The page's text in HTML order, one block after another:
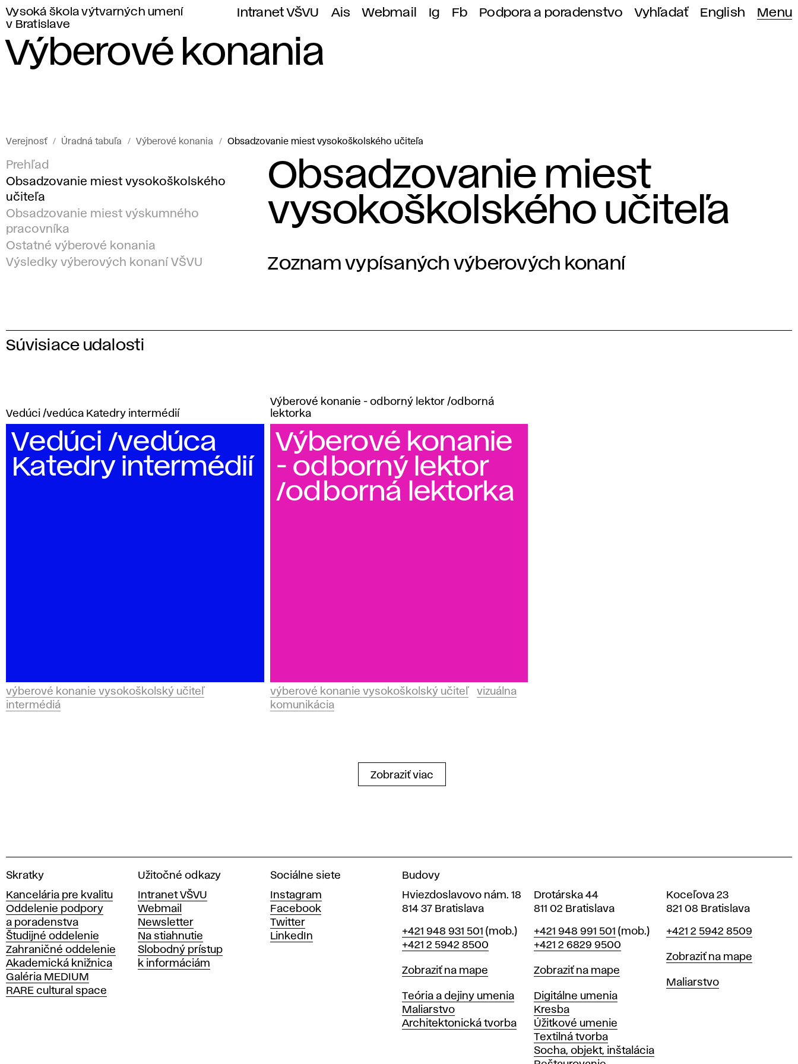
Vysoká škola výtvarných umení
v Bratislave
Intranet VŠVU Ais Webmail Ig Fb Podpora a poradenstvo Vyhľadať English Menu
Výberové konania
Verejnosť Úradná tabuľa Výberové konania Obsadzovanie miest vysokoškolského učiteľa
Prehľad
Obsadzovanie miest vysokoškolského
učiteľa
Obsadzovanie miest výskumného
pracovníka
Ostatné výberové konania
Výsledky výberových konaní VŠVU
Obsadzovanie miest
vysokoškolského učiteľa
Zoznam vypísaných výberových konaní
Súvisiace udalosti
Vedúci /vedúca Katedry intermédií
Vedúci /vedúca
Katedry intermédií
výberové konanie vysokoškolský učiteľ
intermédiá
Výberové konanie - odborný lektor /odborná
lektorka
Výberové konanie
- odborný lektor
/odborná lektorka
výberové konanie vysokoškolský učiteľ
vizuálna
komunikácia
Zobraziť viac
V
s
o
k
á
š
k
o
l
Skratky
Kancelária pre kvalitu
Oddelenie podpory
a poradenstva
Študijné oddelenie
Zahraničné oddelenie
Akademická knižnica
Galéria MEDIUM
RARE cultural space
Užitočné odkazy
Intranet VŠVU
Webmail
Newsletter
Na stiahnutie
Slobodný prístup
k informáciám
Sociálne siete
Instagram
Facebook
Twitter
LinkedIn
Budovy
Hviezdoslavovo nám. 18
814 37 Bratislava
Telefón
+421 948 931 501 (mob.)
+421 2 5942 8500
Mapa
Zobraziť na mape
Katedry
Teória a dejiny umenia
Maliarstvo
Architektonická tvorba
Drotárska 44
811 02 Bratislava
Telefón
+421 948 991 501 (mob.)
+421 2 6829 9500
Mapa
Zobraziť na mape
Katedry
Digitálne umenia
Kresba
Úžitkové umenie
Textilná tvorba
Socha, objekt, inštalácia
Koceľova 23
821 08 Bratislava
Telefón
+421 2 5942 8509
Mapa
Zobraziť na mape
Katedry
Maliarstvo